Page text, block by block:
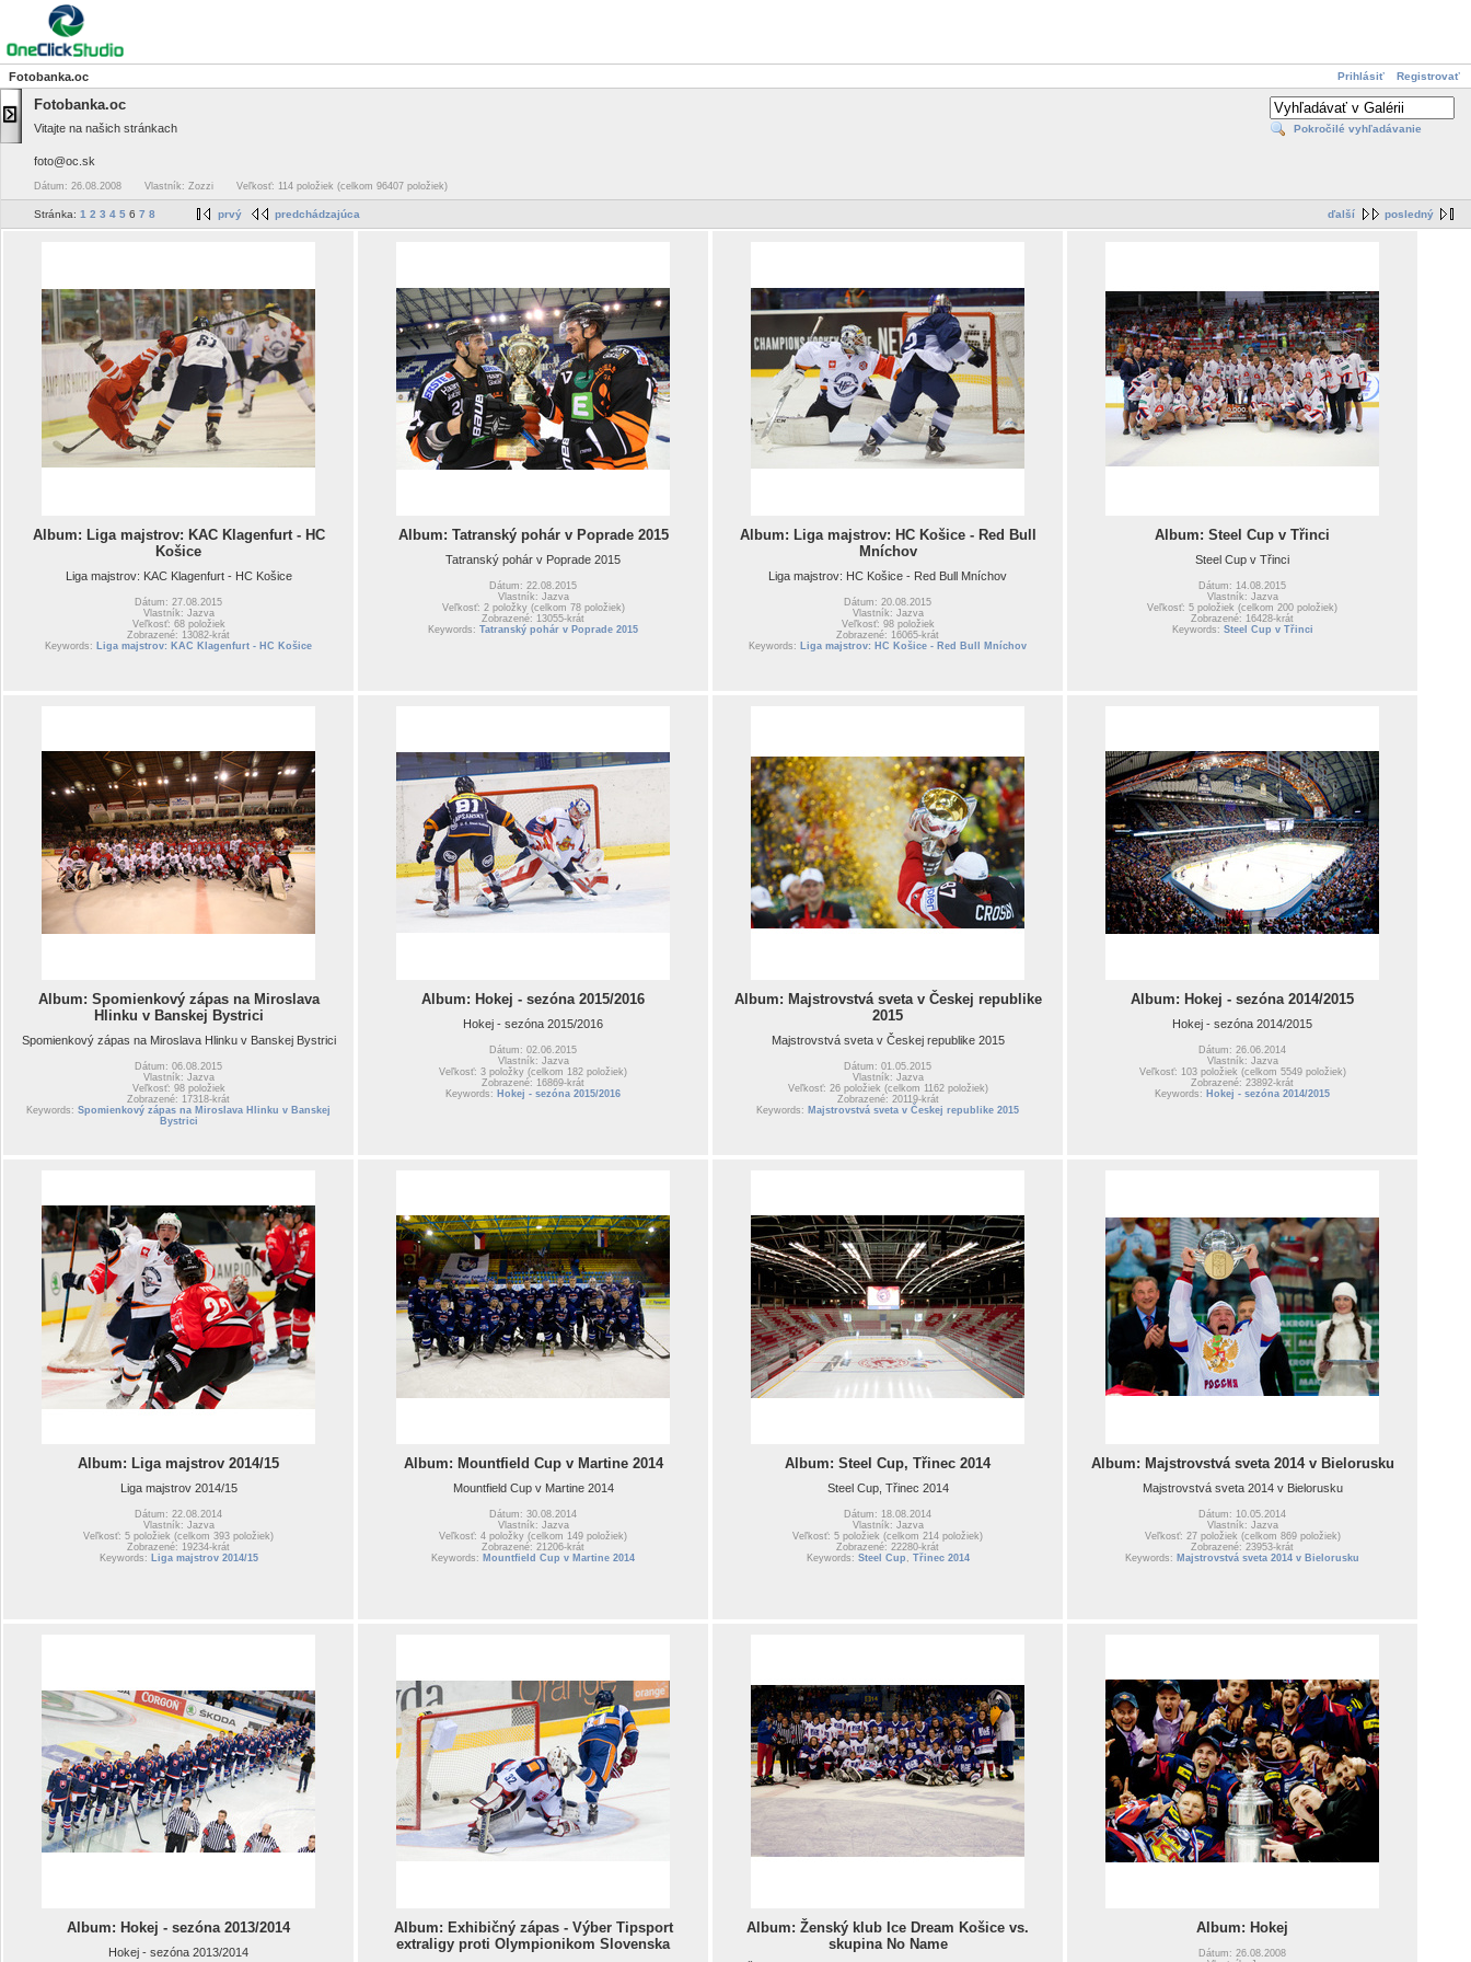
Prihlásiť Registrovať
Fotobanka.oc
Pokročilé vyhľadávanie
Fotobanka.oc
Vitajte na našich stránkach
foto@oc.sk
Dátum: 26.08.2008 Vlastník: Zozzi Veľkosť: 114 položiek (celkom 96407 položiek)
Stránka: 1 2 3 4 5 6 7 8 ďalší posledný
prvý predchádzajúca
Album: Liga majstrov: KAC Klagenfurt - HC
Košice
Liga majstrov: KAC Klagenfurt - HC Košice
Dátum: 27.08.2015
Vlastník: Jazva
Veľkosť: 68 položiek
Zobrazené: 13082-krát
Keywords:
Liga majstrov: KAC Klagenfurt - HC Košice
Album: Tatranský pohár v Poprade 2015
Tatranský pohár v Poprade 2015
Dátum: 22.08.2015
Vlastník: Jazva
Veľkosť: 2 položky (celkom 78 položiek)
Zobrazené: 13055-krát
Keywords: Tatranský pohár v Poprade 2015
Album: Liga majstrov: HC Košice - Red Bull
Mníchov
Liga majstrov: HC Košice - Red Bull Mníchov
Dátum: 20.08.2015
Vlastník: Jazva
Veľkosť: 98 položiek
Zobrazené: 16065-krát
Keywords:
Liga majstrov: HC Košice - Red Bull Mníchov
Album: Steel Cup v Třinci
Steel Cup v Třinci
Dátum: 14.08.2015
Vlastník: Jazva
Veľkosť: 5 položiek (celkom 200 položiek)
Zobrazené: 16428-krát
Keywords: Steel Cup v Třinci
Album: Spomienkový zápas na Miroslava
Hlinku v Banskej Bystrici
Spomienkový zápas na Miroslava Hlinku v Banskej Bystrici
Dátum: 06.08.2015
Vlastník: Jazva
Veľkosť: 98 položiek
Zobrazené: 17318-krát
Keywords: Spomienkový zápas na Miroslava Hlinku v Banskej
Bystrici
Album: Hokej - sezóna 2015/2016
Hokej - sezóna 2015/2016
Dátum: 02.06.2015
Vlastník: Jazva
Veľkosť: 3 položky (celkom 182 položiek)
Zobrazené: 16869-krát
Keywords: Hokej - sezóna 2015/2016
Album: Majstrovstvá sveta v Českej republike
2015
Majstrovstvá sveta v Českej republike 2015
Dátum: 01.05.2015
Vlastník: Jazva
Veľkosť: 26 položiek (celkom 1162 položiek)
Zobrazené: 20119-krát
Keywords: Majstrovstvá sveta v Českej republike 2015
Album: Hokej - sezóna 2014/2015
Hokej - sezóna 2014/2015
Dátum: 26.06.2014
Vlastník: Jazva
Veľkosť: 103 položiek (celkom 5549 položiek)
Zobrazené: 23892-krát
Keywords: Hokej - sezóna 2014/2015
Album: Liga majstrov 2014/15
Liga majstrov 2014/15
Dátum: 22.08.2014
Vlastník: Jazva
Veľkosť: 5 položiek (celkom 393 položiek)
Zobrazené: 19234-krát
Keywords:
Liga majstrov 2014/15
Album: Mountfield Cup v Martine 2014
Mountfield Cup v Martine 2014
Dátum: 30.08.2014
Vlastník: Jazva
Veľkosť: 4 položky (celkom 149 položiek)
Zobrazené: 21206-krát
Keywords: Mountfield Cup v Martine 2014
Album: Steel Cup, Třinec 2014
Steel Cup, Třinec 2014
Dátum: 18.08.2014
Vlastník: Jazva
Veľkosť: 5 položiek (celkom 214 položiek)
Zobrazené: 22280-krát
Keywords: Steel Cup Třinec 2014
Album: Majstrovstvá sveta 2014 v Bielorusku
Majstrovstvá sveta 2014 v Bielorusku
Dátum: 10.05.2014
Vlastník: Jazva
Veľkosť: 27 položiek (celkom 869 položiek)
Zobrazené: 23953-krát
Keywords: Majstrovstvá sveta 2014 v Bielorusku
Album: Hokej - sezóna 2013/2014
Hokej - sezóna 2013/2014
Album: Exhibičný zápas - Výber Tipsport
extraligy proti Olympionikom Slovenska
Album: Ženský klub Ice Dream Košice vs.
skupina No Name
Album: Hokej
Dátum: 26.08.2008